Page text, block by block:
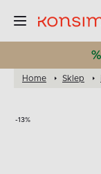
Home Sklep
-13%